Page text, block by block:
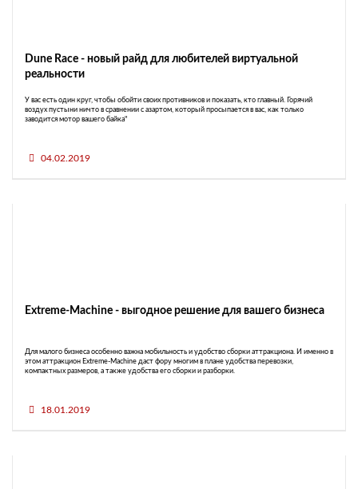
Dune Race - новый райд для любителей виртуальной
реальности
У вас есть один круг, чтобы обойти своих противников и показать, кто главный. Горячий
воздух пустыни ничто в сравнении с азартом, который просыпается в вас, как только
заводится мотор вашего байка"
04.02.2019
Extreme-Machine - выгодное решение для вашего бизнеса
Для малого бизнеса особенно важна мобильность и удобство сборки аттракциона. И именно в
этом аттракцион Extreme-Machine даст фору многим в плане удобства перевозки,
компактных размеров, а также удобства его сборки и разборки.
18.01.2019